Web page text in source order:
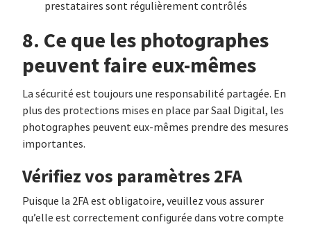
prestataires sont régulièrement contrôlés
8. Ce que les photographes
peuvent faire eux-mêmes
La sécurité est toujours une responsabilité partagée. En
plus des protections mises en place par Saal Digital, les
photographes peuvent eux-mêmes prendre des mesures
importantes.
Vérifiez vos paramètres 2FA
Puisque la 2FA est obligatoire, veuillez vous assurer
qu’elle est correctement configurée dans votre compte